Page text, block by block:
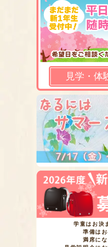
見学・体
学童はお決
準備はお
満席にな